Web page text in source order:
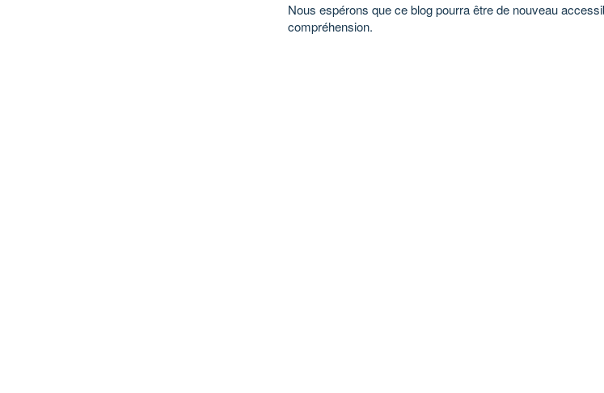
Nous espérons que ce blog pourra être de nouveau
compréhension.